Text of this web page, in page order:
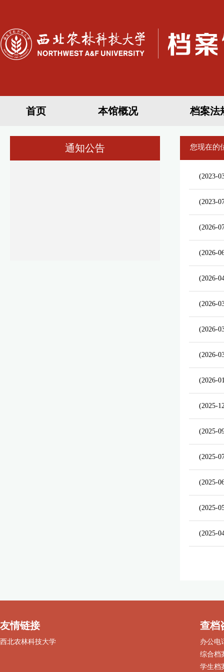
首页 本馆概况 档案法
通知公告 您现在的
(2023-
(2023-
(2026-
(2026-
(2026-
(2026-
(2026-
(2026-
(2026-
(2025-
(2025-
(2025-
(2025-
(2025-
(2025-
友情链接
西北农林科技大学
查档
办公电
综合档
学生档